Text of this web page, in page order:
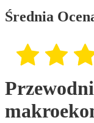
Średnia